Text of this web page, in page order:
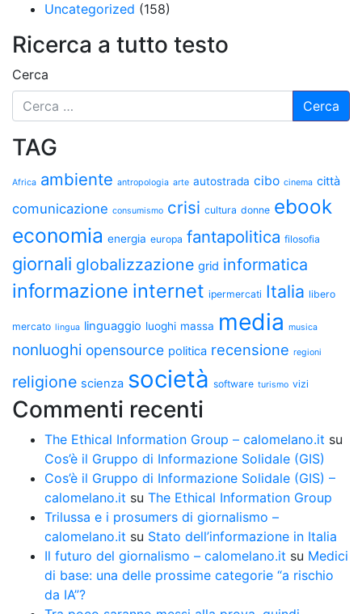
Uncategorized (158)
Ricerca a tutto testo
Cerca
TAG
Africa ambiente antropologia arte autostrada cibo cinema città
comunicazione consumismo crisi cultura donne ebook
economia energia europa fantapolitica filosofia
giornali globalizzazione grid informatica
informazione internet ipermercati Italia libero
mercato lingua linguaggio luoghi massa media musica
nonluoghi opensource politica recensione regioni
religione scienza società software turismo vizi
Commenti recenti
The Ethical Information Group – calomelano.it su
Cos’è il Gruppo di Informazione Solidale (GIS)
Cos’è il Gruppo di Informazione Solidale (GIS) –
calomelano.it su The Ethical Information Group
Trilussa e i prosumers di giornalismo –
calomelano.it su Stato dell’informazione in Italia
Il futuro del giornalismo – calomelano.it su Medici
di base: una delle prossime categorie “a rischio
da IA”?